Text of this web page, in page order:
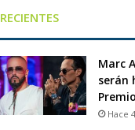
RECIENTES
Marc
serán
Hace